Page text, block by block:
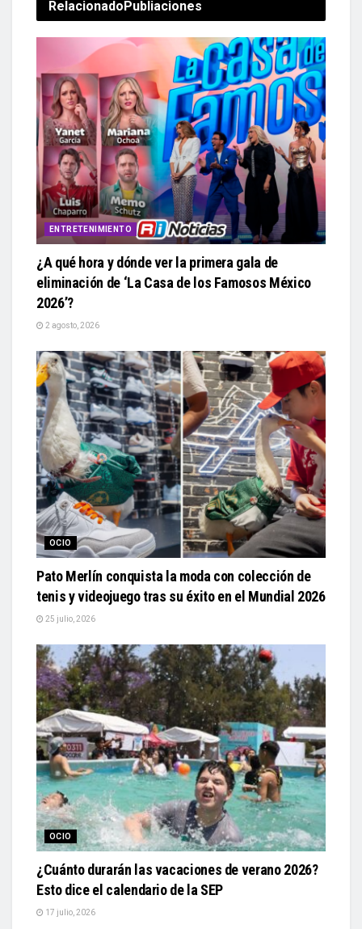
RelacionadoPubliaciones
ENTRETENIMIENTO
¿A qué hora y dónde ver la primera gala de
eliminación de ‘La Casa de los Famosos México
2026’?
2 agosto, 2026
OCIO
Pato Merlín conquista la moda con colección de
tenis y videojuego tras su éxito en el Mundial 2026
25 julio, 2026
OCIO
¿Cuánto durarán las vacaciones de verano 2026?
Esto dice el calendario de la SEP
17 julio, 2026